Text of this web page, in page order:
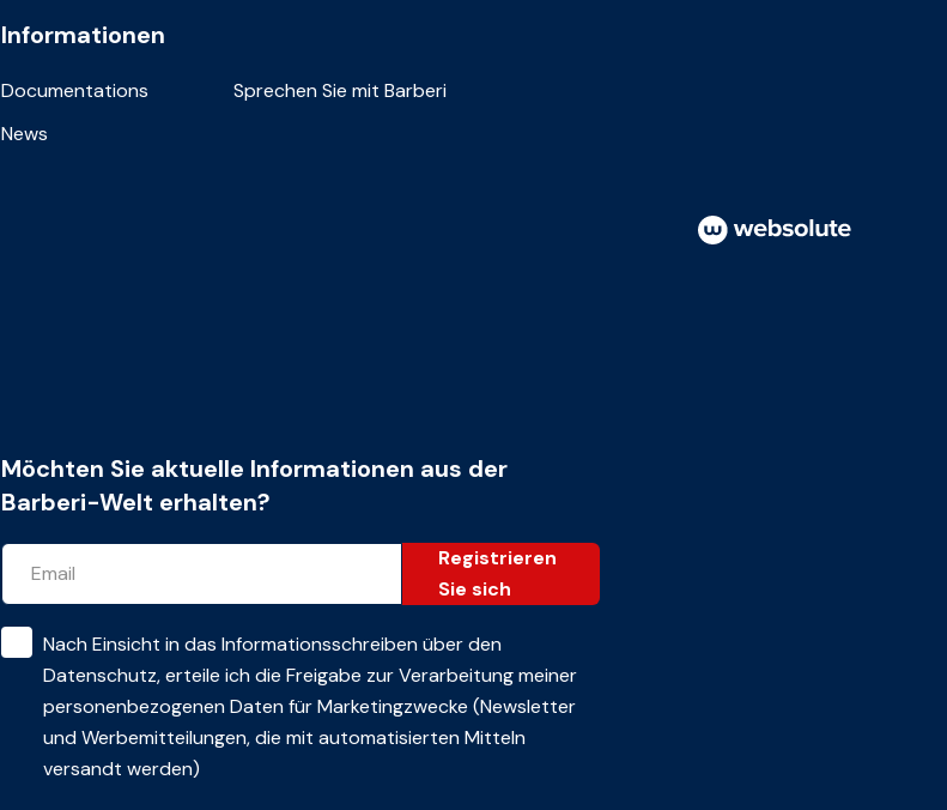
Informationen
Documentations
Sprechen Sie mit Barberi
News
Möchten Sie aktuelle Informationen aus der
Barberi-Welt erhalten?
Registrieren
Sie sich
Nach Einsicht in das Informationsschreiben über den
Datenschutz, erteile ich die Freigabe zur Verarbeitung meiner
personenbezogenen Daten für Marketingzwecke (Newsletter
und Werbemitteilungen, die mit automatisierten Mitteln
versandt werden)